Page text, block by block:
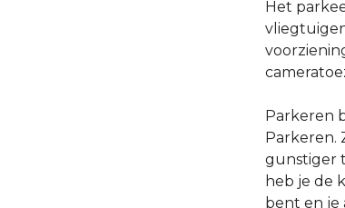
Het
Parkeren
Parkeren.
gunstiger
heb je de
bent en je